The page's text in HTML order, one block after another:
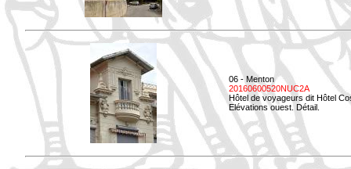
06 - Menton
20160600520NUC2A
Hôtel de voyageurs dit Hôtel
Elévations ouest. Détail.